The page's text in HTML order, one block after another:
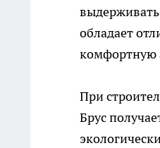
обладает
комфортную
При
Брус